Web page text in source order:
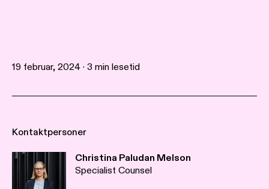
19 februar, 2024 · 3 min lesetid
Kontaktpersoner
Christina Paludan Melson
Specialist Counsel